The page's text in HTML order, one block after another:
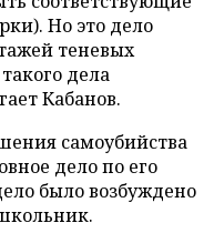
Но это дело
теневых
дела
Кабанов.
самоубийства
дело по его
было возбуждено